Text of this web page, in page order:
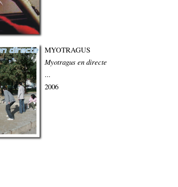
MYOTRAGUS
Myotragus en directe
...
2006